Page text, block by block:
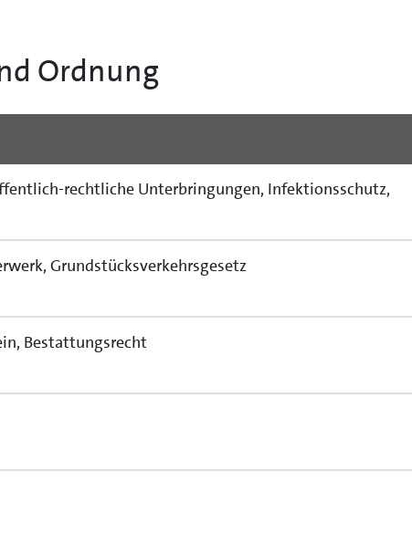
Ordnung
rechtliche Unterbringungen, Infektionsschutz,
Grundstücksverkehrsgesetz
Bestattungsrecht